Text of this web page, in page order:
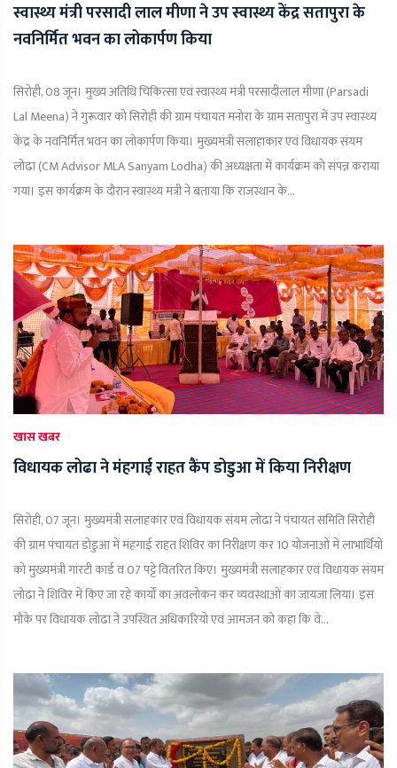
स्वास्थ्य मंत्री परसादी लाल मीणा ने उप स्वास्थ्य केंद्र सतापुरा के
नवनिर्मित भवन का लोकार्पण किया
सिरोही, 08 जून। मुख्य अतिथि चिकित्सा एवं स्वास्थ्य मंत्री परसादीलाल मीणा (Parsadi
Lal Meena) ने गुरूवार को सिरोही की ग्राम पंचायत मनोरा के ग्राम सतापुरा में उप स्वास्थ्य
केंद्र के नवनिर्मित भवन का लोकार्पण किया। मुख्यमंत्री सलाहाकार एवं विधायक संयम
लोढा (CM Advisor MLA Sanyam Lodha) की अध्यक्षता में कार्यक्रम को संपन्न कराया
गया। इस कार्यक्रम के दौरान स्वास्थ्य मंत्री ने बताया कि राजस्थान के...
खास खबर
विधायक लोढा ने मंहगाई राहत कैंप डोडुआ में किया निरीक्षण
सिरोही, 07 जून। मुख्यमंत्री सलाहकार एवं विधायक संयम लोढा ने पंचायत समिति सिरोही
की ग्राम पंचायत डोडुआ में मंहगाई राहत शिविर का निरीक्षण कर 10 योजनाओं में लाभार्थियों
को मुख्यमंत्री गांरटी कार्ड व 07 पट्टे वितरित किए। मुख्यमंत्री सलाहकार एवं विधायक संयम
लोढा ने शिविर में किए जा रहे कार्यों का अवलोकन कर व्यवस्थाओं का जायजा लिया। इस
मौके पर विधायक लोढा ने उपस्थित अधिकारियो एवं आमजन को कहा कि वे...